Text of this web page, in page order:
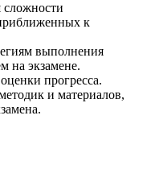
сложности
к
выполнения
на экзамене.
прогресса.
и материалов,